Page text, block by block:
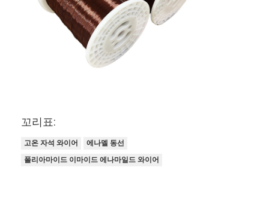
꼬리표:
고온 자석 와이어
에나멜 동선
폴리아마이드 이마이드 에나마일드 와이어